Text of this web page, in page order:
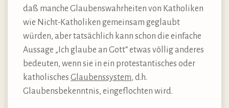
daß manche Glaubenswahrheiten von Katholiken
wie Nicht-Katholiken gemeinsam geglaubt
würden, aber tatsächlich kann schon die einfache
Aussage „Ich glaube an Gott“ etwas völlig anderes
bedeuten, wenn sie in ein protestantisches oder
katholisches Glaubenssystem, d.h.
Glaubensbekenntnis, eingeflochten wird.